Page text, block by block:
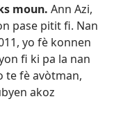
moun. Ann Azi,
pase pitit fi. Nan
yo fè konnen
fi ki pa la nan
te fè avòtman,
akoz